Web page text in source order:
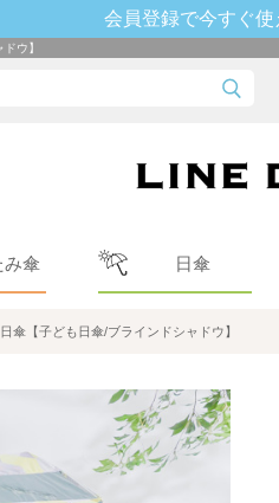
会員登録で今すぐ
ウ】
み傘 日傘
傘【子ども日傘/ブラインドシャドウ】